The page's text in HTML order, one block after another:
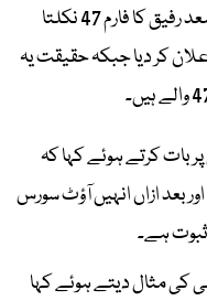
حافظ نعیم الرحمن کا کہنا تھا کہ پہلے سعد رفیق کا فارم 47 نکلتا
شکست کا اعلان کر دیا جبکہ حقیقت یہ
بات کرتے ہوئے کہا کہ
بعد ازاں انہیں آؤٹ سورس
ہے۔
کی مثال دیتے ہوئے کہا